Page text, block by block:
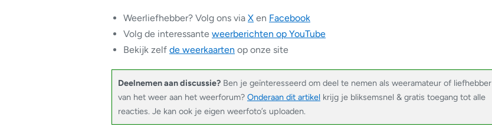
Weerliefhebber? Volg ons via X en Facebook
Volg de interessante weerberichten op YouTube
Bekijk zelf de weerkaarten op onze site
Deelnemen aan discussie? Ben je geïnteresseerd om deel te nemen als weeramateur of liefhebber
van het weer aan het weerforum? Onderaan dit artikel krijg je bliksemsnel & gratis toegang tot alle
reacties. Je kan ook je eigen weerfoto’s uploaden.